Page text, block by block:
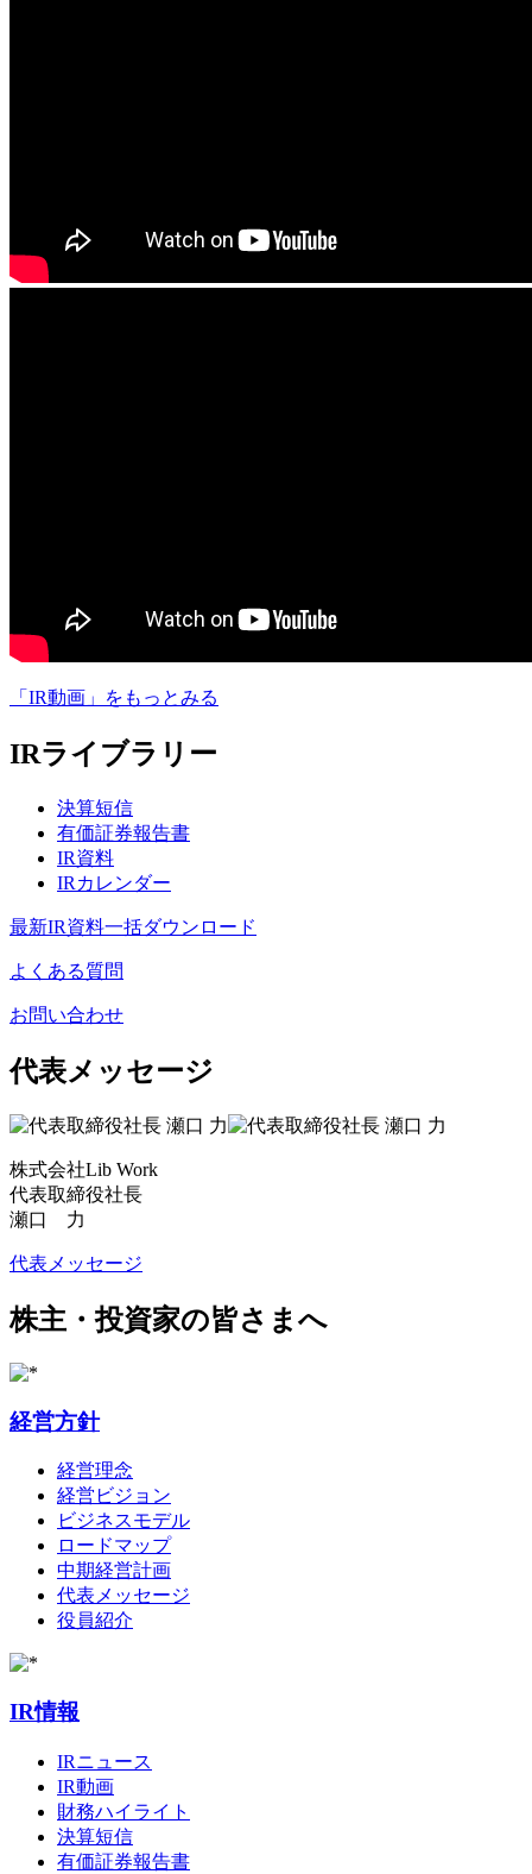
「IR動画」 をもっとみる
IRライブラリー
決算短信
有価証券報告書
IR資料
IRカレンダー
最新IR資料一括ダウンロード
よくある質問
お問い合わせ
代表メッセージ
株式会社Lib Work
代表取締役社長
瀬口 力
代表メッセージ
株主・投資家の皆さまへ
経営方針
経営理念
経営ビジョン
ビジネスモデル
ロードマップ
中期経営計画
代表メッセージ
役員紹介
IR情報
IRニュース
IR動画
財務ハイライト
決算短信
有価証券報告書